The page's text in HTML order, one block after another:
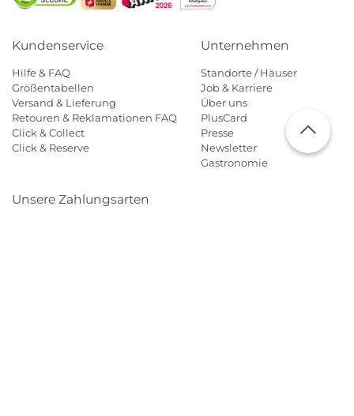
Kundenservice
Hilfe & FAQ
Größentabellen
Versand & Lieferung
Retouren & Reklamationen FAQ
Click & Collect
Click & Reserve
Unternehmen
Standorte / Häuser
Job & Karriere
Über uns
PlusCard
Presse
Newsletter
Gastronomie
Unsere Zahlungsarten